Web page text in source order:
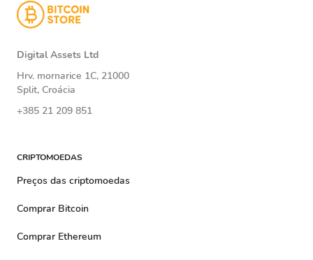
Digital Assets Ltd
Hrv. mornarice 1C, 21000
Split, Croácia
+385 21 209 851
CRIPTOMOEDAS
Preços das criptomoedas
Comprar Bitcoin
Comprar Ethereum